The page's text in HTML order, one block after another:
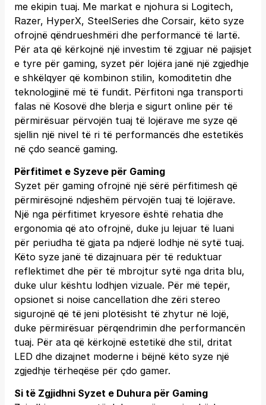
me ekipin tuaj. Me markat e njohura si Logitech,
Razer, HyperX, SteelSeries dhe Corsair, këto syze
ofrojnë qëndrueshmëri dhe performancë të lartë.
Për ata që kërkojnë një investim të zgjuar në pajisjet
e tyre për gaming, syzet për lojëra janë një zgjedhje
e shkëlqyer që kombinon stilin, komoditetin dhe
teknologjinë më të fundit. Përfitoni nga transporti
falas në Kosovë dhe blerja e sigurt online për të
përmirësuar përvojën tuaj të lojërave me syze që
sjellin një nivel të ri të performancës dhe estetikës
në çdo seancë gaming.
Përfitimet e Syzeve për Gaming
Syzet për gaming ofrojnë një sërë përfitimesh që
përmirësojnë ndjeshëm përvojën tuaj të lojërave.
Një nga përfitimet kryesore është rehatia dhe
ergonomia që ato ofrojnë, duke ju lejuar të luani
për periudha të gjata pa ndjerë lodhje në sytë tuaj.
Këto syze janë të dizajnuara për të reduktuar
reflektimet dhe për të mbrojtur sytë nga drita blu,
duke ulur kështu lodhjen vizuale. Për më tepër,
opsionet si noise cancellation dhe zëri stereo
sigurojnë që të jeni plotësisht të zhytur në lojë,
duke përmirësuar përqendrimin dhe performancën
tuaj. Për ata që kërkojnë estetikë dhe stil, dritat
LED dhe dizajnet moderne i bëjnë këto syze një
zgjedhje tërheqëse për çdo gamer.
Si të Zgjidhni Syzet e Duhura për Gaming